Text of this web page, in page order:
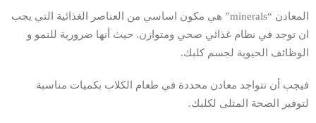
المعادن “minerals” هي مكون اساسي من العناصر الغذائية التي يجب
ان توجد في نظام غذائي صحي ومتوازن. حيث أنها ضرورية للنمو و
الوظائف الحيوية لجسم كلبك.
فيجب أن تتواجد معادن محددة في طعام الكلاب بكميات مناسبة
لتوفير الصحة المثلى لكلبك.